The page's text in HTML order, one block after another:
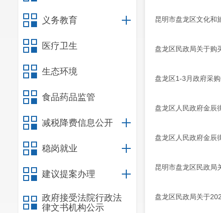
义务教育
医疗卫生
生态环境
食品药品监管
减税降费信息公开
稳岗就业
建议提案办理
政府接受法院行政法
律文书机构公示
昆明市盘龙区文化和
盘龙区民政局关于购
盘龙区1-3月政府采
盘龙区人民政府金辰
盘龙区人民政府金辰
昆明市盘龙区民政局
盘龙区民政局关于